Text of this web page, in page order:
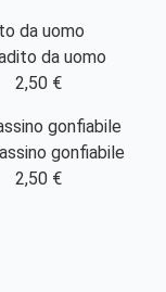
da uomo
2,50 €
gonfiabile
2,50 €